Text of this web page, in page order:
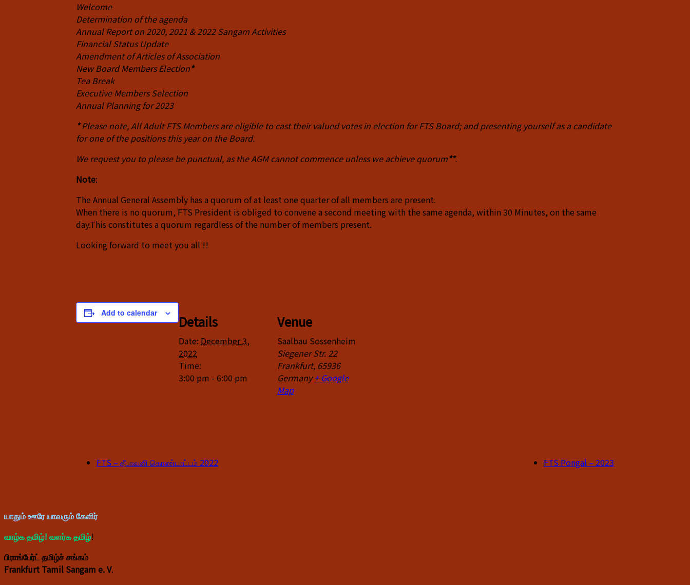
Welcome
Determination of the agenda
Annual Report on 2020, 2021 & 2022 Sangam Activities
Financial Status Update
Amendment of Articles of Association
New Board Members Election*
Tea Break
Executive Members Selection
Annual Planning for 2023
*Please note, All Adult FTS Members areeligible to cast their valued votes in election for FTSBoard; andpresenting yourself as a candidate
for one of the positions this year on the Board.
We request you to please be punctual, as theAGMcannot commence unless we achieve quorum**.
Note:
The Annual General Assembly has a quorum of at least one quarter of all members are present.
When there is no quorum, FTS President is obliged to convene a second meeting with the same agenda, within 30 Minutes, on the same
day.This constitutes a quorum regardless of the number of members present.
Looking forward to meet you all !!
Add to calendar Details
Date: December 3,
2022
Time:
3:00 pm - 6:00 pm
Venue
Saalbau Sossenheim
Siegener Str. 22
Frankfurt, 65936
Germany + Google
Map
FTS – தீபாவளி கொண்டாட்டம் 2022 FTS Pongal – 2023
யாதும் ஊரே யாவரும் கேளிர்
வாழ்க தமிழ்! வளர்க தமிழ்!
பிராங்பேர்ட் தமிழ்ச் சங்கம்
Frankfurt Tamil Sangam e. V.